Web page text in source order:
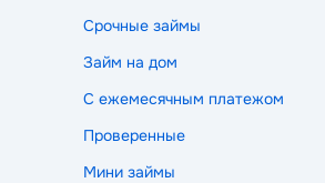
Срочные займы
Займ на дом
С ежемесячным платежом
Проверенные
Мини займы